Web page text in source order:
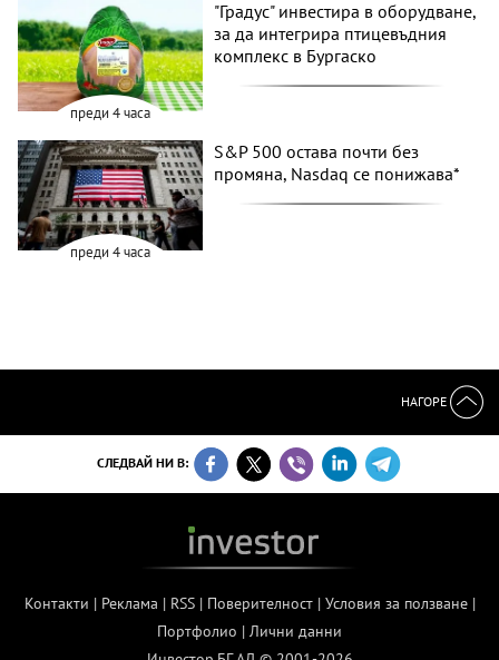
преди 4 часа
"Градус" инвестира в оборудване,
за да интегрира птицевъдния
комплекс в Бургаско
преди 4 часа
S&P 500 остава почти без
промяна, Nasdaq се понижава*
НАГОРЕ
СЛЕДВАЙ НИ В:
Контакти | Реклама | RSS| Поверителност| Условия за ползване|
Портфолио | Лични данни